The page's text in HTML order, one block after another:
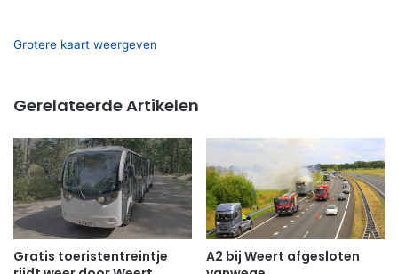
Grotere kaart weergeven
Gerelateerde Artikelen
Gratis toeristentreintje
A2 bij Weert afgesloten